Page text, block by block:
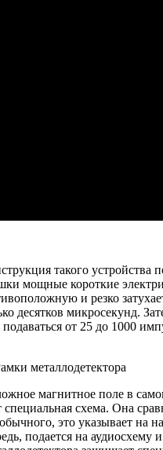
такого устройства
мощные короткие
и резко
микросекунд.
от 25 до 1000
магнитное поле в
схема. Она
это указывает на
подается на аудиосхему